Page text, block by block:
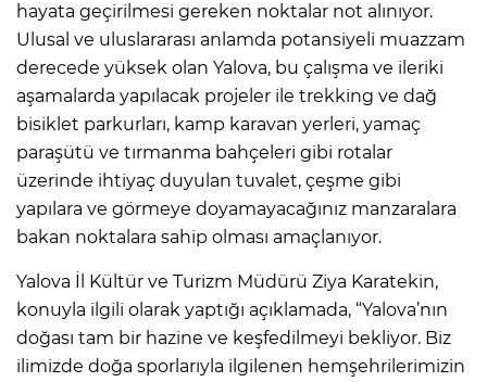
hayata geçirilmesi gereken noktalar not alınıyor.
Ulusal ve uluslararası anlamda potansiyeli muazzam
derecede yüksek olan Yalova, bu çalışma ve ileriki
aşamalarda yapılacak projeler ile trekking ve dağ
bisiklet parkurları, kamp karavan yerleri, yamaç
paraşütü ve tırmanma bahçeleri gibi rotalar
üzerinde ihtiyaç duyulan tuvalet, çeşme gibi
yapılara ve görmeye doyamayacağınız manzaralara
bakan noktalara sahip olması amaçlanıyor.
Yalova İl Kültür ve Turizm Müdürü Ziya Karatekin,
konuyla ilgili olarak yaptığı açıklamada, “Yalova’nın
doğası tam bir hazine ve keşfedilmeyi bekliyor. Biz
ilimizde doğa sporlarıyla ilgilenen hemşehrilerimizin